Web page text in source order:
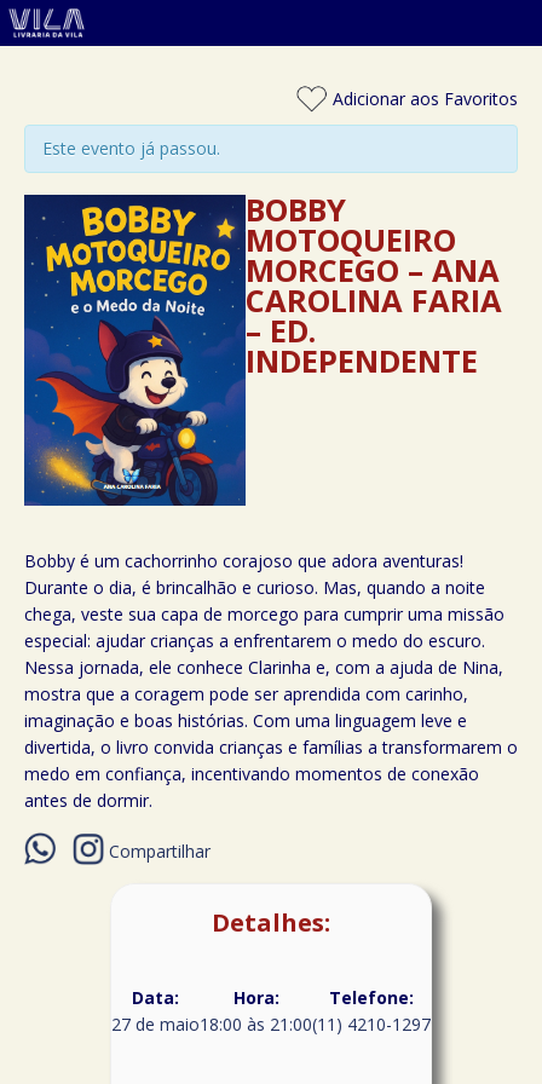
Adicionar aos Favoritos
Este evento já passou.
BOBBY
MOTOQUEIRO
MORCEGO – ANA
CAROLINA FARIA
– ED.
INDEPENDENTE
Bobby é um cachorrinho corajoso que adora aventuras!
Durante o dia, é brincalhão e curioso. Mas, quando a noite
chega, veste sua capa de morcego para cumprir uma missão
especial: ajudar crianças a enfrentarem o medo do escuro.
Nessa jornada, ele conhece Clarinha e, com a ajuda de Nina,
mostra que a coragem pode ser aprendida com carinho,
imaginação e boas histórias. Com uma linguagem leve e
divertida, o livro convida crianças e famílias a transformarem o
medo em confiança, incentivando momentos de conexão
antes de dormir.
Compartilhar
Detalhes:
Data:
27 de maio
Hora:
18:00 às 21:00
Telefone:
(11) 4210-1297